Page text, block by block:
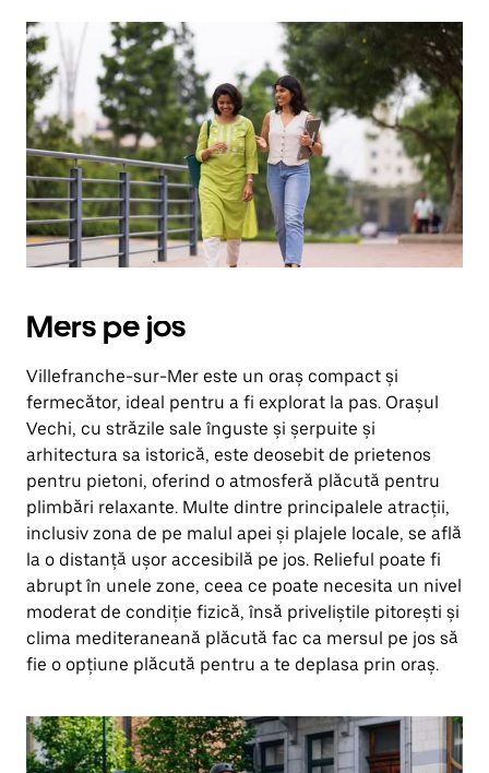
îndreptată
în
jos.
Închide
calendarul
apăsând
pe
butonul
Escape.
Mers pe jos
Villefranche-sur-Mer este un oraș compact și
fermecător, ideal pentru a fi explorat la pas. Orașul
Vechi, cu străzile sale înguste și șerpuite și
arhitectura sa istorică, este deosebit de prietenos
pentru pietoni, oferind o atmosferă plăcută pentru
plimbări relaxante. Multe dintre principalele atracții,
inclusiv zona de pe malul apei și plajele locale, se află
la o distanță ușor accesibilă pe jos. Relieful poate fi
abrupt în unele zone, ceea ce poate necesita un nivel
moderat de condiție fizică, însă priveliștile pitorești și
clima mediteraneană plăcută fac ca mersul pe jos să
fie o opțiune plăcută pentru a te deplasa prin oraș.